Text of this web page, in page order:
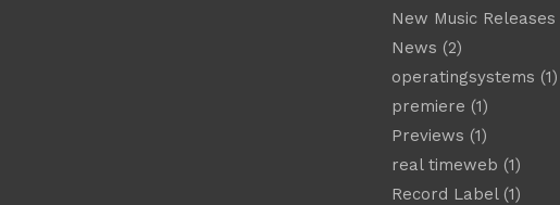
New Music Releases
News (2)
operatingsystems (1)
premiere (1)
Previews (1)
real timeweb (1)
Record Label(1)